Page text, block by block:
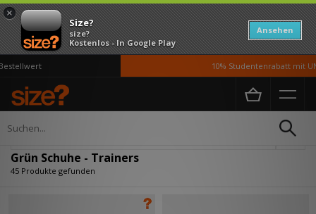
×
Size?
size?
Kostenlos - In Google Play
Ansehen
10% Studentenrabatt mit
Home Herren
Grün Schuhe - Trainers
45 Produkte gefunden